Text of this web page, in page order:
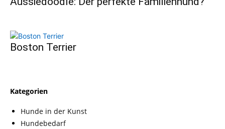
Boston Terrier
Kategorien
Hunde in der Kunst
Hundebedarf